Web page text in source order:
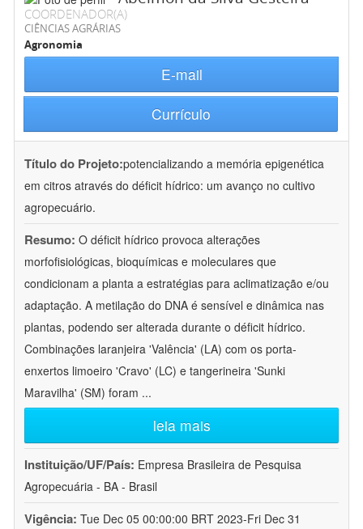
COORDENADOR(A)
CIÊNCIAS AGRÁRIAS
Agronomia
E-mail
Currículo
Título do Projeto:potencializando a memória epigenética
em citros através do déficit hídrico: um avanço no cultivo
agropecuário.
Resumo: O déficit hídrico provoca alterações
morfofisiológicas, bioquímicas e moleculares que
condicionam a planta a estratégias para aclimatização e/ou
adaptação. A metilação do DNA é sensível e dinâmica nas
plantas, podendo ser alterada durante o déficit hídrico.
Combinações laranjeira 'Valência' (LA) com os porta-
enxertos limoeiro 'Cravo' (LC) e tangerineira 'Sunki
Maravilha' (SM) foram ...
leia mais
Instituição/UF/País: Empresa Brasileira de Pesquisa
Agropecuária - BA - Brasil
Vigência: Tue Dec 05 00:00:00 BRT 2023-Fri Dec 31